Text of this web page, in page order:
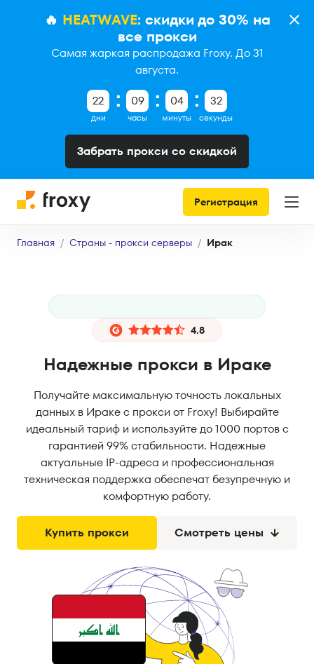
🔥 HEATWAVE: скидки до 30% на
все прокси
Самая жаркая распродажа Froxy. До 31
августа.
22
дни
09
часы
04
минуты
31
секунды
Забрать прокси со скидкой
Регистрация
Главная Страны - прокси серверы Ирак
4.8
Надежные прокси в Ираке
Получайте максимальную точность локальных
данных в Ираке с прокси от Froxy! Выбирайте
идеальный тариф и используйте до 1000 портов с
гарантией 99% стабильности. Надежные
актуальные IP-адреса и профессиональная
техническая поддержка обеспечат безупречную и
комфортную работу.
Купить прокси Смотреть цены